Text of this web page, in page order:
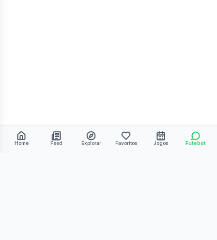
Home Feed Explorar Favoritos Jogos Futebot